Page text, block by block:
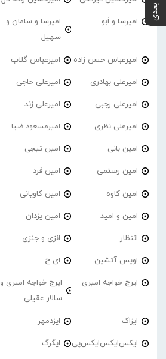
امیرسا و اَبو
امیرسا و سامان و
سهیل
امیرعباس حسن زاده امیرعباس گلاب
امیرعلی بهادری امیرعلی حاجی
امیرعلی رجبی امیرعلی زند
امیرعلی نظری امیرمسعود ضیا
امین بانی امین تیجی
امین رستمی امین فرد
امین کاوه امین کاویانی
امین و امید امین یزدان
انتظار انزی و جنزی
اویس آتشین ای ج
ایرج خواجه امیری
ایرج خواجه امیری و
سالار عقیلی
ایزاک ایزدمهر
ایکس‌ایکس‌ایکس‌پی ایگرگ